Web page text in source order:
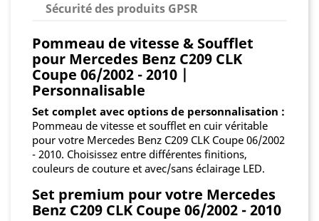
Sécurité des produits GPSR
Pommeau de vitesse & Soufflet
pour Mercedes Benz C209 CLK
Coupe 06/2002 - 2010 |
Personnalisable
Set complet avec options de personnalisation :
Pommeau de vitesse et soufflet en cuir véritable
pour votre Mercedes Benz C209 CLK Coupe 06/2002
- 2010. Choisissez entre différentes finitions,
couleurs de couture et avec/sans éclairage LED.
Set premium pour votre Mercedes
Benz C209 CLK Coupe 06/2002 - 2010